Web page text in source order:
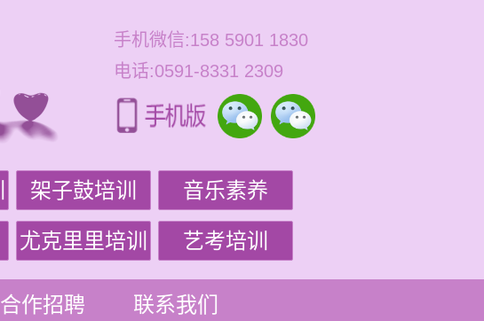
手机微信:158 5901 1830
电话:0591-8331 2309
架子鼓培训 音乐素养
尤克里里培训 艺考培训
合作招聘 联系我们